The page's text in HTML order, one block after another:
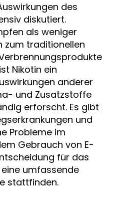
des
diskutiert.
als weniger
zum traditionellen
Nikotin ein
anderer
und Zusatzstoffe
erforscht. Es gibt
und
Probleme im
Gebrauch von E-
für das
umfassende
stattfinden.